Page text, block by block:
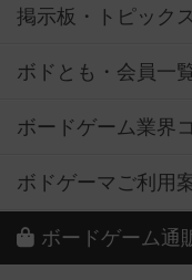
掲示板・トピック
ボドとも・会員一
ボードゲーム業界
ボドゲーマご利用
ボードゲーム通